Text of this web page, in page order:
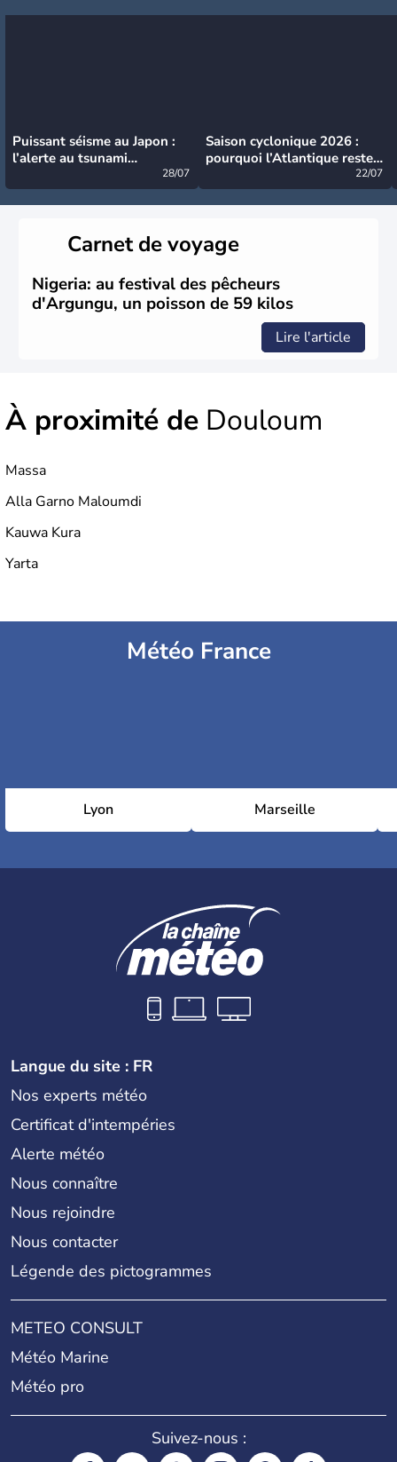
Puissant séisme au Japon :
l’alerte au tsunami
28/07
Saison cyclonique 2026 :
pourquoi l’Atlantique reste
22/07
Carnet de voyage
Nigeria: au festival des pêcheurs
d'Argungu, un poisson de 59 kilos
Lire l'article
À proximité de Douloum
Massa
Alla Garno Maloumdi
Kauwa Kura
Yarta
Météo France
Lyon Marseille
Langue du site : FR
Nos experts météo
Certificat d'intempéries
Alerte météo
Nous connaître
Nous rejoindre
Nous contacter
Légende des pictogrammes
METEO CONSULT
Météo Marine
Météo pro
Suivez-nous :